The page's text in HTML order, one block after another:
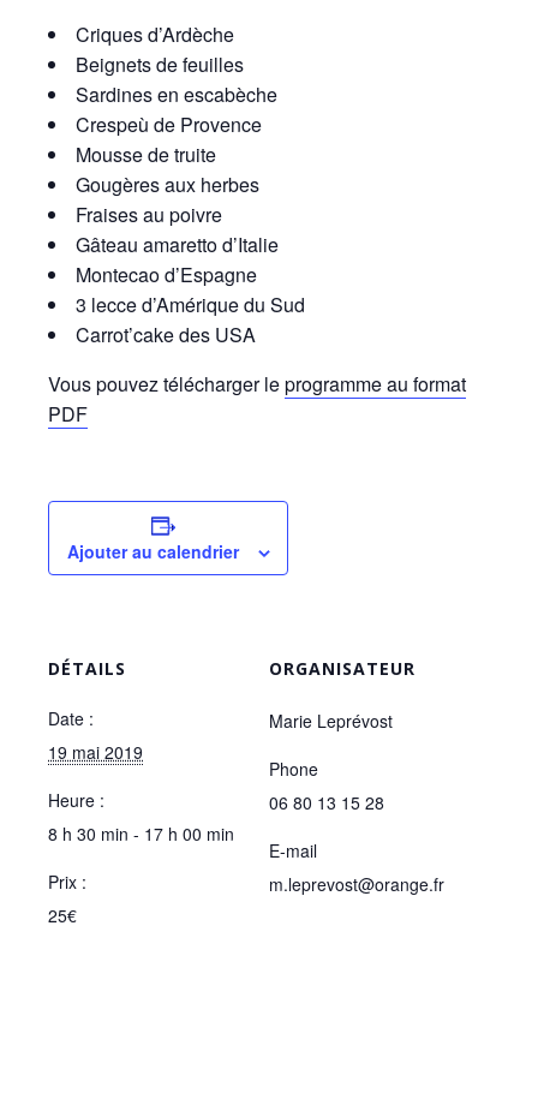
Criques d’Ardèche
Beignets de feuilles
Sardines en escabèche
Crespeù de Provence
Mousse de truite
Gougères aux herbes
Fraises au poivre
Gâteau amaretto d’Italie
Montecao d’Espagne
3 lecce d’Amérique du Sud
Carrot’cake des USA
Vous pouvez télécharger leprogramme au format
PDF
Ajouter au calendrier
DÉTAILS
Date :
19 mai 2019
Heure :
8 h 30 min - 17 h 00 min
Prix :
25€
ORGANISATEUR
Marie Leprévost
Phone
06 80 13 15 28
E-mail
m.leprevost@orange.fr